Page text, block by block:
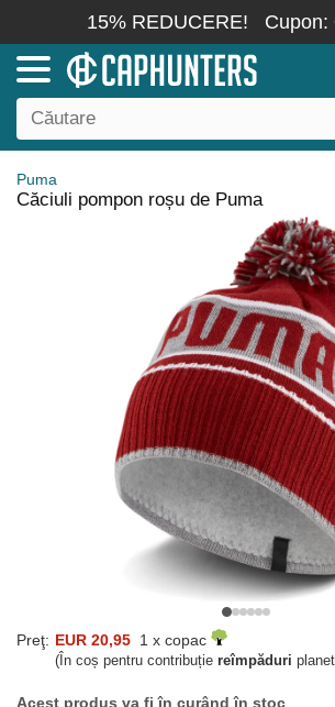
15% REDUCERE! Cupon:
Puma
Căciuli pompon roșu de Puma
Preţ: EUR 20,95 1 x copac
(În coș pentru contribuție reîmpăduri
Acest produs va fi în curând în stoc